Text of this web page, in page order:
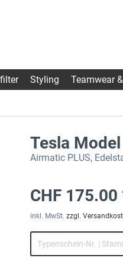
Styling Teamwear
Tesla
Airmatic PLUS,
CHF 175.00
inkl. MwSt. zzgl.